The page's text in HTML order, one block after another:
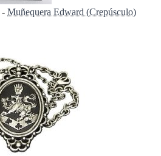
- Muñequera Edward (Crepúsculo)